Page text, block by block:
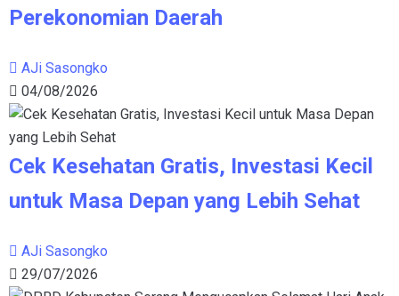
Perekonomian Daerah
AJi Sasongko
04/08/2026
Cek Kesehatan Gratis, Investasi Kecil
untuk Masa Depan yang Lebih Sehat
AJi Sasongko
29/07/2026